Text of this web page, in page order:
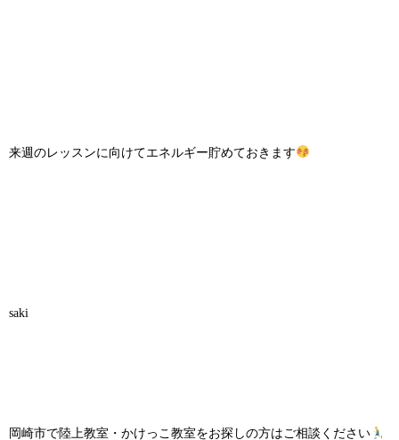
来週のレッスンに向けてエネルギー貯めておきます
saki
岡崎市で陸上教室・かけっこ教室をお探しの方はご相談ください